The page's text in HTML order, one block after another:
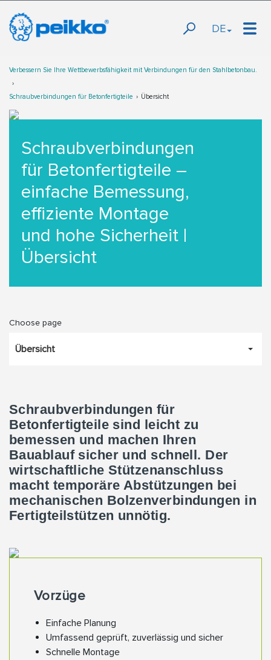
DE
Verbessern Sie Ihre Wettbewerbsfähigkeit mit Verbindungen für den Stahlbetonbau.
Schraubverbindungen für Betonfertigteile Übersicht
Schraubverbindungen
für Betonfertigteile –
einfache Bemessung,
effiziente Montage
und hohe Sicherheit |
Übersicht
Choose page
Übersicht
Schraubverbindungen für
Betonfertigteile sind leicht zu
bemessen und machen Ihren
Bauablauf sicher und schnell. Der
wirtschaftliche Stützenanschluss
macht temporäre Abstützungen bei
mechanischen Bolzenverbindungen in
Fertigteilstützen unnötig.
Vorzüge
Einfache Planung
Umfassend geprüft, zuverlässig und sicher
Schnelle Montage